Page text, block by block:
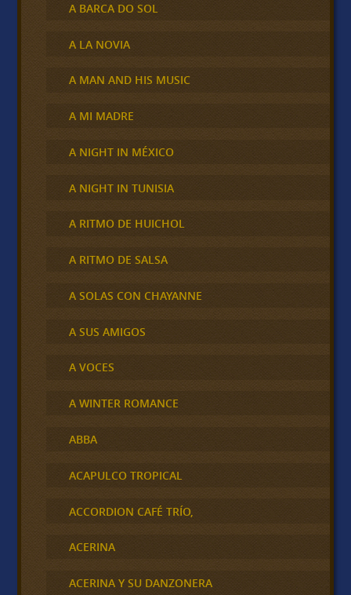
A BARCA DO SOL
A LA NOVIA
A MAN AND HIS MUSIC
A MI MADRE
A NIGHT IN MÉXICO
A NIGHT IN TUNISIA
A RITMO DE HUICHOL
A RITMO DE SALSA
A SOLAS CON CHAYANNE
A SUS AMIGOS
A VOCES
A WINTER ROMANCE
ABBA
ACAPULCO TROPICAL
ACCORDION CAFÉ TRÍO,
ACERINA
ACERINA Y SU DANZONERA